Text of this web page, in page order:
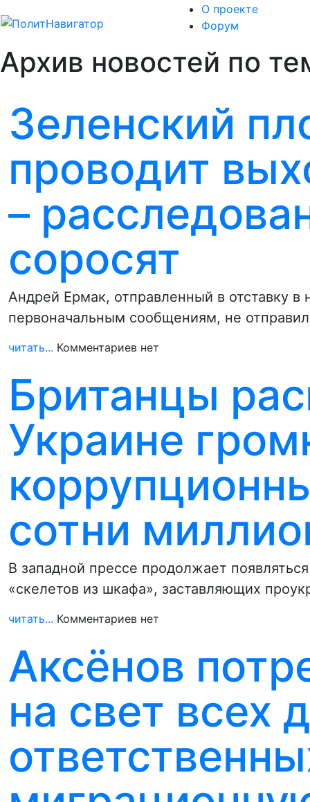
О проекте
Форум
Архив новостей по
Зеленский
проводит
–
соросят
Андрей Ермак, отправленный в отставку
первоначальным сообщениям, не
читать... Комментариев нет
Британцы
Украине
сотни
В западной прессе продолжает
«скелетов из шкафа», заставляющих
читать... Комментариев нет
Аксёнов
на свет всех